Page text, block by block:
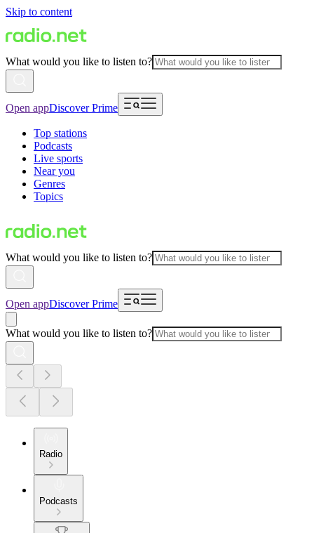
Skip to content
What would you like to listen to?
Open appDiscover Prime
Top stations
Podcasts
Live sports
Near you
Genres
Topics
What would you like to listen to?
Open appDiscover Prime
What would you like to listen to?
Radio
Podcasts